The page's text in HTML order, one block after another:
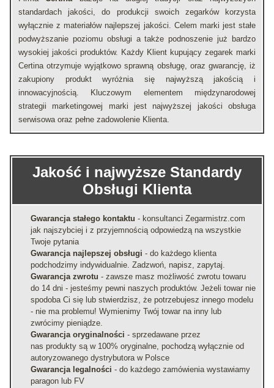
standardach jakości, do produkcji swoich zegarków korzysta
wyłącznie z materiałów najlepszej jakości. Celem marki jest stałe
podwyższanie poziomu obsługi a także podnoszenie już bardzo
wysokiej jakości produktów. Każdy Klient kupujący zegarek marki
Certina otrzymuje wyjątkowo sprawną obsługę, oraz gwarancję, iż
zakupiony produkt wyróżnia się najwyższą jakością i
innowacyjnością. Kluczowym elementem międzynarodowej
strategii marketingowej marki jest najwyższej jakości obsługa
serwisowa oraz pełne zadowolenie Klienta.
Jakość i najwyższe Standardy
Obsługi Klienta
Gwarancja stałego kontaktu - konsultanci Zegarmistrz.com
jak najszybciej i z przyjemnością odpowiedzą na wszystkie
Twoje pytania
Gwarancja najlepszej obsługi - do każdego klienta
podchodzimy indywidualnie. Zadzwoń, napisz, zapytaj.
Gwarancja zwrotu - zawsze masz możliwość zwrotu towaru
do 14 dni - jesteśmy pewni naszych produktów. Jeżeli towar nie
spodoba Ci się lub stwierdzisz, że potrzebujesz innego modelu
- nie ma problemu! Wymienimy Twój towar na inny lub
zwrócimy pieniądze.
Gwarancja oryginalności - sprzedawane przez
nas produkty są w 100% oryginalne, pochodzą wyłącznie od
autoryzowanego dystrybutora w Polsce
Gwarancja legalności - do każdego zamówienia wystawiamy
paragon lub FV